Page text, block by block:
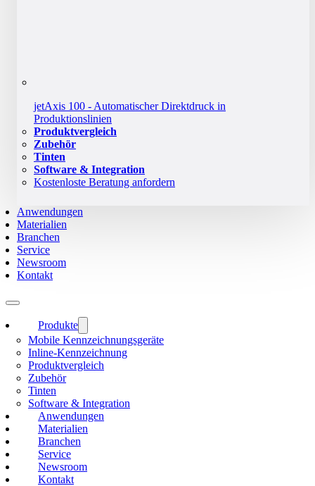
jetAxis 100 - Automatischer Direktdruck in
Produktionslinien
Produktvergleich
Zubehör
Tinten
Software & Integration
Kostenloste Beratung anfordern
Anwendungen
Materialien
Branchen
Service
Newsroom
Kontakt
Produkte
Mobile Kennzeichnungsgeräte
Inline-Kennzeichnung
Produktvergleich
Zubehör
Tinten
Software & Integration
Anwendungen
Materialien
Branchen
Service
Newsroom
Kontakt